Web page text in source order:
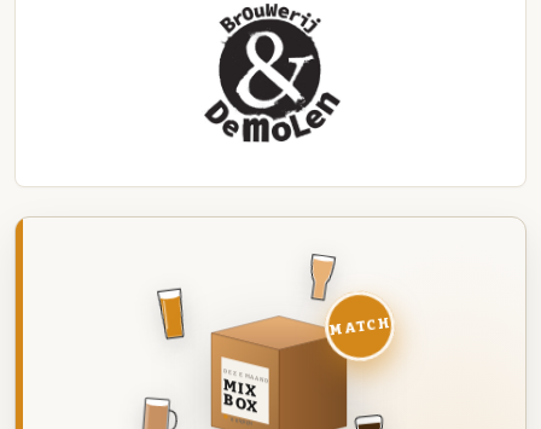
DEZE MAAND
MIX
BOX
8 BIEREN
MATCH